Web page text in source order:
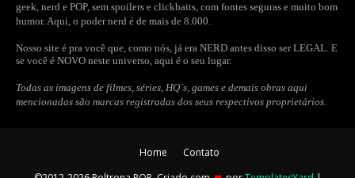
geek, nerd e POP, sem spoilers e clickbaits, com fontes seguras e muito bom
humor. Aqui, o poder nerd é de mais de 8.000.
Nosso site é pra você que, como nós, já era NERD antes disso ser LEGAL. E
se você é NOVO neste universo, aqui é o seu lugar.
Todas as imagens de filmes, séries, HQ´s, games e demais obras aqui
mencionadas são marcas registradas dos seus respectivos proprietários.
Home
Contato